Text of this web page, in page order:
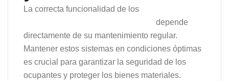
La correcta funcionalidad de los
depende
directamente de su mantenimiento regular.
Mantener estos sistemas en condiciones óptimas
es crucial para garantizar la seguridad de los
ocupantes y proteger los bienes materiales.